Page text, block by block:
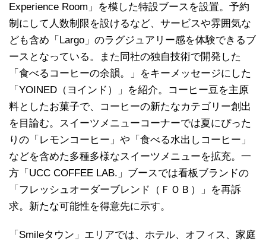
Experience Room」を模した特設ブースを設置。予約
制にして人数制限を設けるなど、サービスや雰囲気な
ども含め「Largo」のラグジュアリー感を体験できるブ
ースとなっている。また同社の独自技術で開発した
「食べるコーヒーの余韻。」をキーメッセージにした
「YOINED（ヨインド）」を紹介。コーヒー豆を主原
料としたお菓子で、コーヒーの新たなカテゴリー創出
を目論む。スイーツメニューコーナーでは夏にぴった
りの「レモンコーヒー」や「食べる水出しコーヒー」
などを含めた多種多様なスイーツメニューを拡充。一
方「UCC COFFEE LAB.」ブースでは看板ブランドの
「フレッシュオーダーブレンド（ＦＯＢ）」を再訴
求。新たな可能性を得意先に示す。
「Smileタウン」エリアでは、ホテル、オフィス、家庭